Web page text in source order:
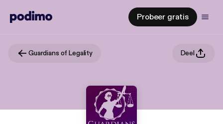
Probeer gratis
Guardians of Legality Deel